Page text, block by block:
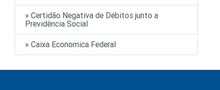
» Certidão Negativa de Débitos junto a
Previdência Social
» Caixa Economica Federal